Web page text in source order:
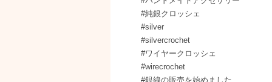
#純銀クロッシェ
#silver
#silvercrochet
#ワイヤークロッシェ
#wirecrochet
#銀線の販売を始めました